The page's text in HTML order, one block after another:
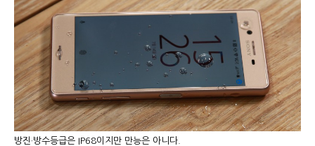
방진·방수등급은 IP68이지만 만능은 아니다.